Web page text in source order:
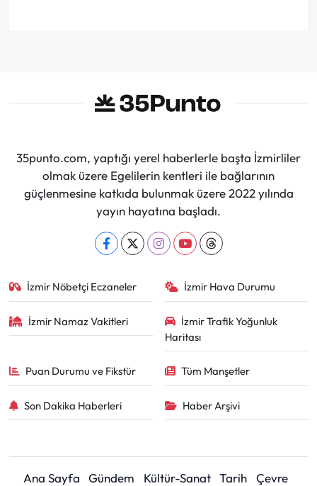
35punto.com, yaptığı yerel haberlerle başta İzmirliler
olmak üzere Egelilerin kentleri ile bağlarının
güçlenmesine katkıda bulunmak üzere 2022 yılında
yayın hayatına başladı.
İzmir Nöbetçi Eczaneler İzmir Hava Durumu
İzmir Namaz Vakitleri
İzmir Trafik Yoğunluk
Haritası
Puan Durumu ve Fikstür Tüm Manşetler
Son Dakika Haberleri Haber Arşivi
Ana Sayfa Gündem Kültür-Sanat Tarih
Çevre